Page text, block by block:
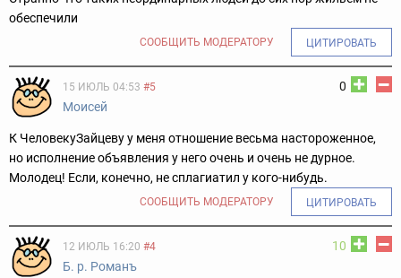
обеспечили
СООБЩИТЬ МОДЕРАТОРУ ЦИТИРОВАТЬ
0
15 ИЮЛЬ 04:53 #5
Моисей
К ЧеловекуЗайцеву у меня отношение весьма настороженное,
но исполнение объявления у него очень и очень не дурное.
Молодец! Если, конечно, не сплагиатил у кого-нибудь.
СООБЩИТЬ МОДЕРАТОРУ ЦИТИРОВАТЬ
10
12 ИЮЛЬ 16:20 #4
Б. р. Романъ